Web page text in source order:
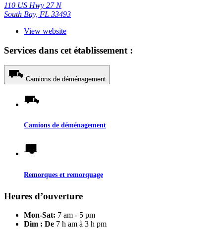
110 US Hwy 27 N
South Bay, FL 33493
View website
Services dans cet établissement :
Camions de déménagement
Camions de déménagement
Remorques et remorquage
Heures d’ouverture
Mon-Sat: 7 am - 5 pm
Dim : De 7 h am à 3 h pm